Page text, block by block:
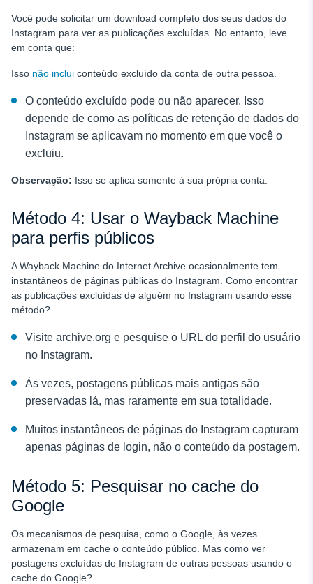
Você pode solicitar um download completo dos seus dados do
Instagram para ver as publicações excluídas. No entanto, leve
em conta que:
Isso não inclui conteúdo excluído da conta de outra pessoa.
O conteúdo excluído pode ou não aparecer. Isso
depende de como as políticas de retenção de dados do
Instagram se aplicavam no momento em que você o
excluiu.
Observação: Isso se aplica somente à sua própria conta.
Método 4: Usar o Wayback Machine
para perfis públicos
A Wayback Machine do Internet Archive ocasionalmente tem
instantâneos de páginas públicas do Instagram. Como encontrar
as publicações excluídas de alguém no Instagram usando esse
método?
Visite archive.org e pesquise o URL do perfil do usuário
no Instagram.
Às vezes, postagens públicas mais antigas são
preservadas lá, mas raramente em sua totalidade.
Muitos instantâneos de páginas do Instagram capturam
apenas páginas de login, não o conteúdo da postagem.
Método 5: Pesquisar no cache do
Google
Os mecanismos de pesquisa, como o Google, às vezes
armazenam em cache o conteúdo público. Mas como ver
postagens excluídas do Instagram de outras pessoas usando o
cache do Google?